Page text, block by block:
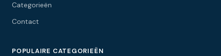
Categorieën
Contact
POPULAIRE CATEGORIEËN